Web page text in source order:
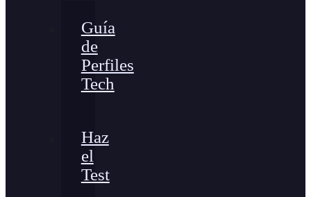
Guía
de
Perfiles
Tech
Haz
el
Test